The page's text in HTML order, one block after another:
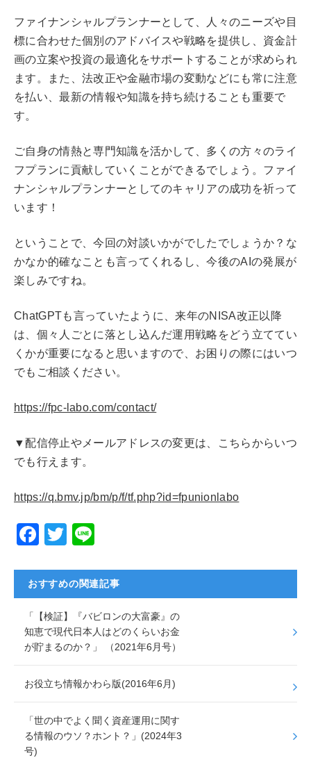
ファイナンシャルプランナーとして、人々のニーズや目
標に合わせた個別のアドバイスや戦略を提供し、資金計
画の立案や投資の最適化をサポートすることが求められ
ます。また、法改正や金融市場の変動などにも常に注意
を払い、最新の情報や知識を持ち続けることも重要で
す。
ご自身の情熱と専門知識を活かして、多くの方々のライ
フプランに貢献していくことができるでしょう。ファイ
ナンシャルプランナーとしてのキャリアの成功を祈って
います！
ということで、今回の対談いかがでしたでしょうか？な
かなか的確なことも言ってくれるし、今後のAIの発展が
楽しみですね。
ChatGPTも言っていたように、来年のNISA改正以降
は、個々人ごとに落とし込んだ運用戦略をどう立ててい
くかが重要になると思いますので、お困りの際にはいつ
でもご相談ください。
https://fpc-labo.com/contact/
▼配信停止やメールアドレスの変更は、こちらからいつ
でも行えます。
https://q.bmv.jp/bm/p/f/tf.php?id=fpunionlabo
F
c
e
b
o
o
k
T
tt
er
e
おすすめの関連記事
「【検証】『バビロンの大富豪』の
知恵で現代日本人はどのくらいお金
が貯まるのか？」 （2021年6月号）
お役立ち情報かわら版(2016年6月)
「世の中でよく聞く資産運用に関す
る情報のウソ？ホント？」(2024年3
号)